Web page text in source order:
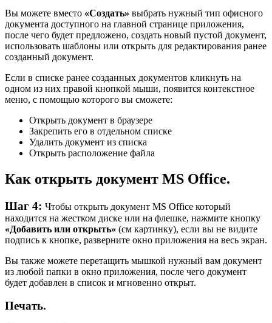
Вы можете вместо «Создать» выбрать нужный тип офисного
документа доступного на главной странице приложения,
после чего будет предложено, создать новый пустой документ,
использовать шаблоны или открыть для редактирования ранее
созданный документ.
Если в списке ранее созданных документов кликнуть на
одном из них правой кнопкой мыши, появится контекстное
меню, с помощью которого вы сможете:
Открыть документ в браузере
Закрепить его в отдельном списке
Удалить документ из списка
Открыть расположение файла
Как открыть документ MS Office.
Шаг 4: Чтобы открыть документ MS Office который
находится на жестком диске или на флешке, нажмите кнопку
«Добавить или открыть» (см картинку), если вы не видите
подпись к кнопке, разверните окно приложения на весь экран.
Вы также можете перетащить мышкой нужный вам документ
из любой папки в окно приложения, после чего документ
будет добавлен в список и мгновенно открыт.
Печать.